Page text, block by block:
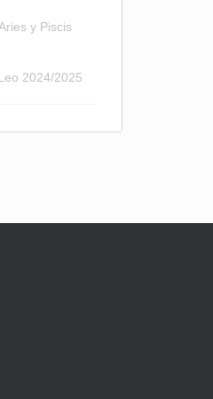
y Piscis
2024/2025